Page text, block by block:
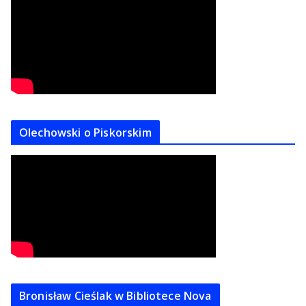
Olechowski o Piskorskim
Bronisław Cieślak w Bibliotece Nova